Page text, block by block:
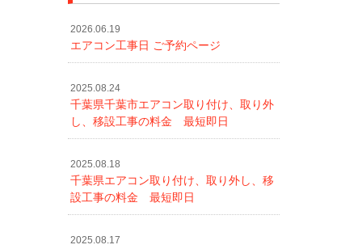
2026.06.19
エアコン工事日 ご予約ページ
2025.08.24
千葉県千葉市エアコン取り付け、取り外
し、移設工事の料金 最短即日
2025.08.18
千葉県エアコン取り付け、取り外し、移
設工事の料金 最短即日
2025.08.17